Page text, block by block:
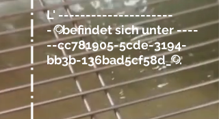
L' ---------------------
- @befindet sich unter ----
--cc781905-5cde-3194-
bb3b-136bad5cf58d_@.